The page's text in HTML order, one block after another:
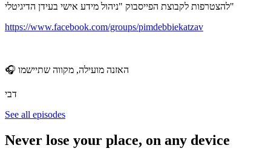
להצטרפות לקבוצת הפייסבוק "ניהול מידע אישי בעידן הדיגיטלי"
https://www.facebook.com/groups/pimdebbiekatzav
🎧 האזנה מועילה, מקווה שתיישמו
דבי
See all episodes
Never lose your place, on any device